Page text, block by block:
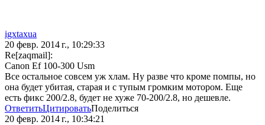
igxtaxua
20 февр. 2014 г., 10:29:33
Re[zaqmail]:
Canon Ef 100-300 Usm
Все остальное совсем уж хлам. Ну разве что кроме помпы, но
она будет убитая, старая и с тупым громким мотором. Еще
есть фикс 200/2.8, будет не хуже 70-200/2.8, но дешевле.
ОтветитьЦитироватьПоделиться
20 февр. 2014 г., 10:34:21